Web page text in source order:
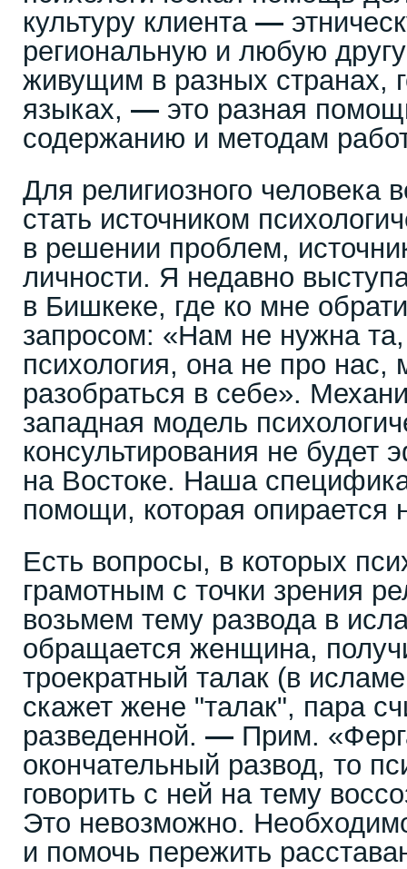
культуру клиента —
региональную и любую
живущим в разных странах,
языках, — это разная
содержанию и методам
Для религиозного человека
стать источником
в решении проблем,
личности. Я недавно
в Бишкеке, где ко мне
запросом: «Нам не нужна
психология, она не про нас,
разобраться в себе».
западная модель
консультирования не будет
на Востоке. Наша
помощи, которая опирается
Есть вопросы, в которых
грамотным с точки зрения
возьмем тему развода в
обращается женщина,
троекратный талак (в
скажет жене "талак", пара
разведенной. — Прим.
окончательный развод, то
говорить с ней на тему
Это невозможно.
и помочь пережить